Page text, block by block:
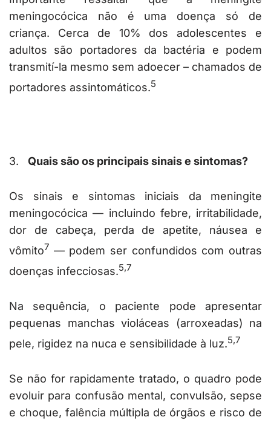
meningocócica não é uma doença só de
criança. Cerca de 10% dos adolescentes e
adultos são portadores da bactéria e podem
transmití-la mesmo sem adoecer – chamados de
portadores assintomáticos.5
3. Quais são os principais sinais e sintomas?
Os sinais e sintomas iniciais da meningite
meningocócica — incluindo febre, irritabilidade,
dor de cabeça, perda de apetite, náusea e
vômito7 — podem ser confundidos com outras
doenças infecciosas.5,7
Na sequência, o paciente pode apresentar
pequenas manchas violáceas (arroxeadas) na
pele, rigidez na nuca e sensibilidade à luz.5,7
Se não for rapidamente tratado, o quadro pode
evoluir para confusão mental, convulsão, sepse
e choque, falência múltipla de órgãos e risco de